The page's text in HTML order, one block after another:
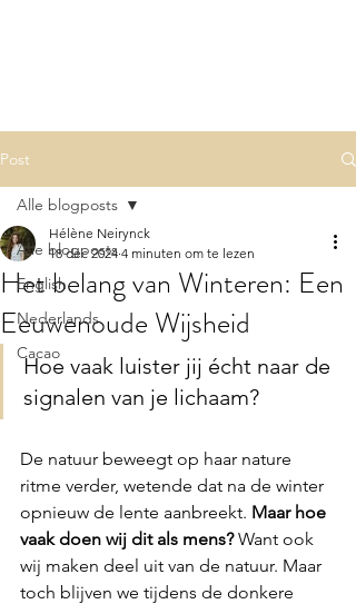
Post
Alle blogposts
English
Nederlands
Cacao
Alle blogposts
Het belang van Winteren: Een
Eeuwenoude Wijsheid
Hélène Neirynck
18 dec 2024 4 minuten om te lezen
Hoe vaak luister jij écht naar de
signalen van je lichaam?
De natuur beweegt op haar nature
ritme verder, wetende dat na de winter
opnieuw de lente aanbreekt. Maar hoe
vaak doen wij dit als mens? Want ook
wij maken deel uit van de natuur. Maar
toch blijven we tijdens de donkere